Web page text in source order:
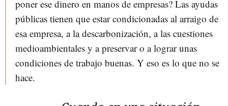
poner ese dinero en manos de empresas? Las ayudas
públicas tienen que estar condicionadas al arraigo de
esa empresa, a la descarbonización, a las cuestiones
medioambientales y a preservar o a lograr unas
condiciones de trabajo buenas. Y eso es lo que no se
hace.